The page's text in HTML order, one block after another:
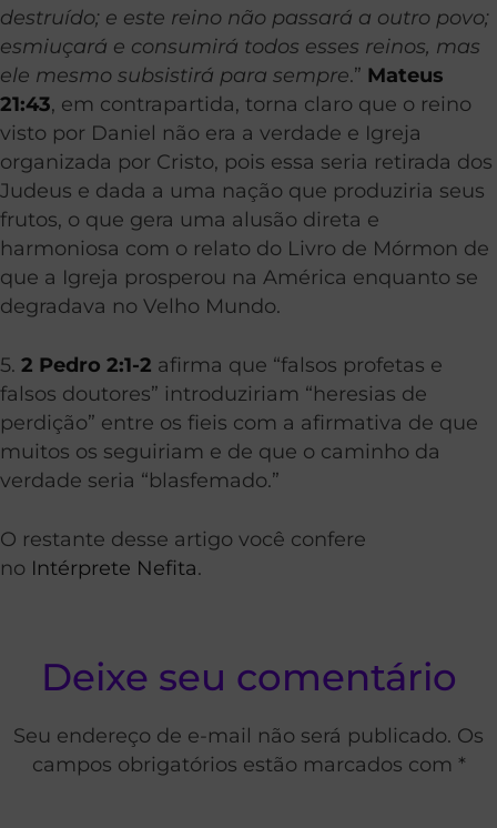
destruído; e este reino não passará a outro povo;
esmiuçará e consumirá todos esses reinos, mas
ele mesmo subsistirá para sempre.” Mateus
21:43, em contrapartida, torna claro que o reino
visto por Daniel não era a verdade e Igreja
organizada por Cristo, pois essa seria retirada dos
Judeus e dada a uma nação que produziria seus
frutos, o que gera uma alusão direta e
harmoniosa com o relato do Livro de Mórmon de
que a Igreja prosperou na América enquanto se
degradava no Velho Mundo.
5. 2 Pedro 2:1-2 afirma que “falsos profetas e
falsos doutores” introduziriam “heresias de
perdição” entre os fieis com a afirmativa de que
muitos os seguiriam e de que o caminho da
verdade seria “blasfemado.”
O restante desse artigo você confere
no Intérprete Nefita.
Deixe seu comentário
Seu endereço de e-mail não será publicado. Os
campos obrigatórios estão marcados com *